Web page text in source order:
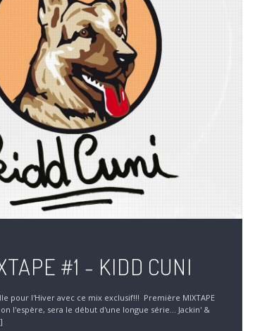
#1 - KIDD CUNI
pour l'Hiver avec ce mix exclusif!!! Première MIXTAPE
l'espère, sera le début d'une longue série... Jackin' &